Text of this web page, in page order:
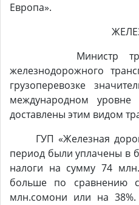
Европа».
ЖЕЛЕЗНАЯ
Министр
железнодорожного
грузоперевозке
международном
доставлены этим видом
ГУП «Железная
период были уплачены в
налоги на сумму 74
больше по сравнению
млн.сомони или на